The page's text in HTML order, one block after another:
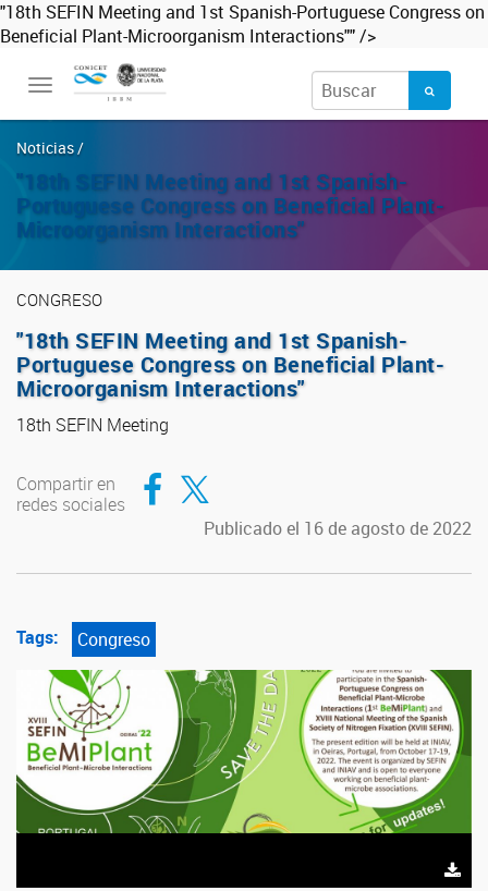
"18th SEFIN Meeting and 1st Spanish-Portuguese Congress on
Beneficial Plant-Microorganism Interactions"" />
Toggle
Noticias /
"18th SEFIN Meeting and 1st Spanish-
Portuguese Congress on Beneficial Plant-
Microorganism Interactions"
CONGRESO
"18th SEFIN Meeting and 1st Spanish-
Portuguese Congress on Beneficial Plant-
Microorganism Interactions"
18th SEFIN Meeting
Compartir en
redes sociales
Compartir en Facebook
Compartir en Twitter
Publicado el 16 de agosto de 2022
Tags: Congreso